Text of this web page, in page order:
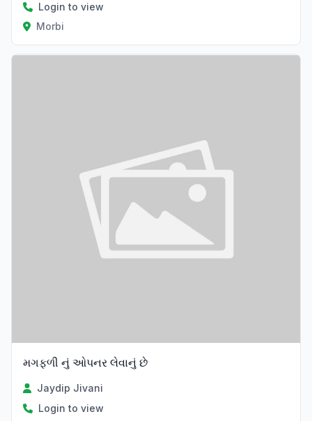
Login to view
Morbi
મગફળી નું ઓપનર લેવાનું છે
Jaydip Jivani
Login to view